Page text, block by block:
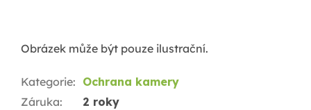
Obrázek může být pouze ilustrační.
Kategorie: Ochrana kamery
Záruka:
2 roky